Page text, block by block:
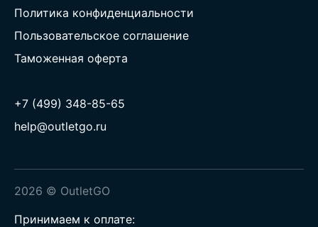
Политика конфиденциальности
Пользовательское соглашение
Таможенная оферта
+7 (499) 348-85-65
help@outletgo.ru
2026 © OutletGO
Принимаем к оплате: